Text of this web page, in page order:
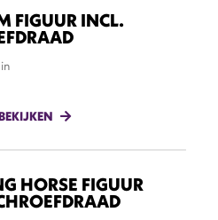
FIGUUR INCL.
HORSE FIGUUR